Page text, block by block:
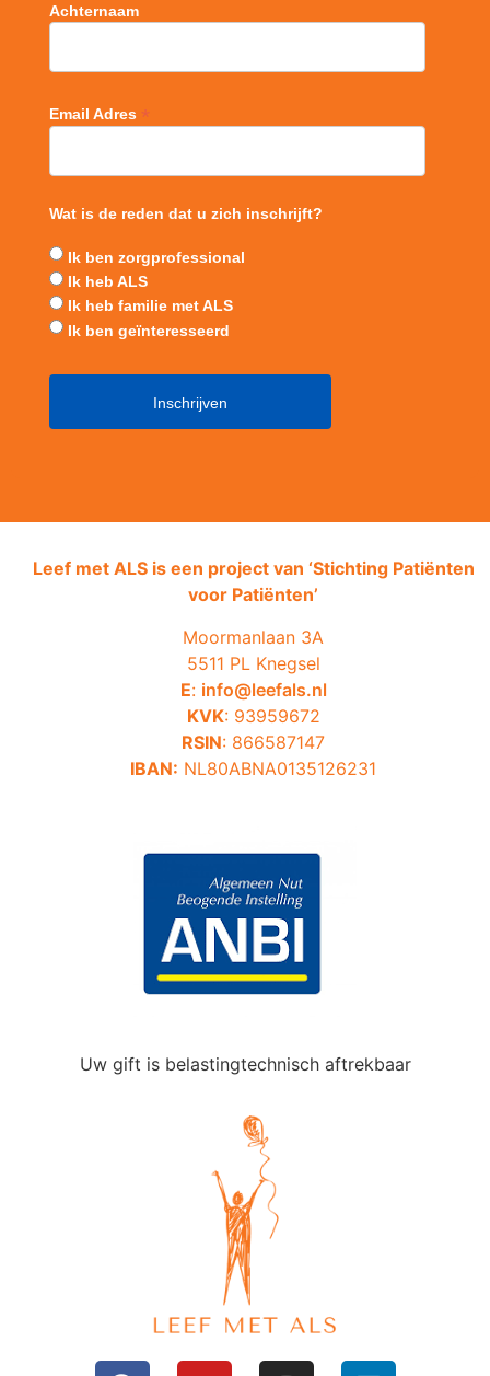
Achternaam
Email Adres *
Wat is de reden dat u zich inschrijft?
Ik ben zorgprofessional
Ik heb ALS
Ik heb familie met ALS
Ik ben geïnteresseerd
Leef met ALS is een project van ‘Stichting Patiënten
voor Patiënten’
Moormanlaan 3A
5511 PL Knegsel
E: info@leefals.nl
KVK: 93959672
RSIN: 866587147
IBAN: NL80ABNA0135126231
Uw gift is belastingtechnisch aftrekbaar